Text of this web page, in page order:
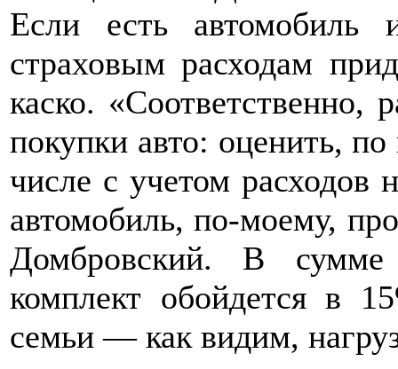
Если есть
страховым расходам
каско.
покупки авто: оценить,
числе с учетом расходов
автомобиль, по-моему,
Домбровский. В сумме
комплект обойдется в
семьи — как видим,